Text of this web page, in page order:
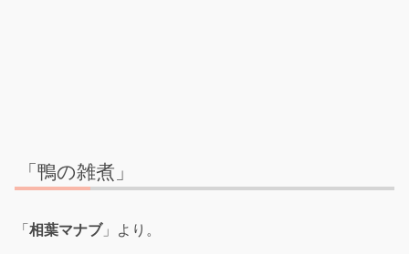
「鴨の雑煮」
「 相葉マナブ 」より。